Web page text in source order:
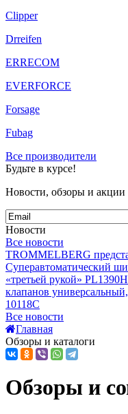
Clipper
Drreifen
ERRECOM
EVERFORCE
Forsage
Fubag
Все производители
Будьте в курсе!
Новости, обзоры и акции
Новости
Все новости
TROMMELBERG
Суперавтоматический
«третьей рукой»
клапанов
10118C
Все новости
Главная
Обзоры и каталоги
Обзоры и